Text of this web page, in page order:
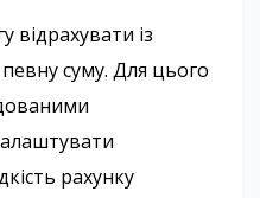
відрахувати із
суму. Для цього
рахунку